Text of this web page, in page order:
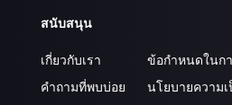
สนับสนุน
เกี่ยวกับเรา
คำถามที่พบบ่อย
ข้อกำหนดในก
นโยบายความ